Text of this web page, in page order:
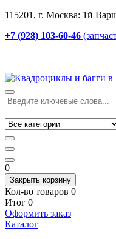
115201, г. Москва: 1й
+7 (928) 103-60-46
0
Закрыть корзину
Кол-во товаров 0
Итог 0
Оформить заказ
Каталог